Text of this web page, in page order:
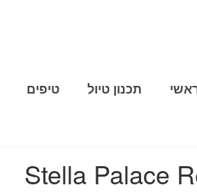
תכנון טיול טיפים
Stella Palace